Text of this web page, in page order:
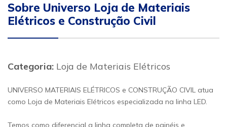
Sobre Universo Loja de Materiais
Elétricos e Construção Civil
Categoria: Loja de Materiais Elétricos
UNIVERSO MATERIAIS ELÉTRICOS e CONSTRUÇÃO CIVIL atua
como Loja de Materiais Elétricos especializada na linha LED.
Temos como diferencial a linha completa de painéis e